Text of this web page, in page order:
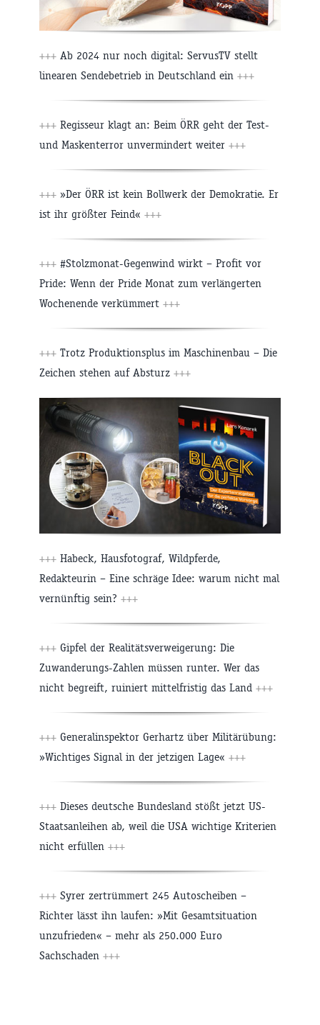
+++ Ab 2024 nur noch digital: ServusTV stellt
linearen Sendebetrieb in Deutschland ein +++
+++ Regisseur klagt an: Beim ÖRR geht der Test-
und Maskenterror unvermindert weiter +++
+++ »Der ÖRR ist kein Bollwerk der Demokratie. Er
ist ihr größter Feind« +++
+++ #Stolzmonat-Gegenwind wirkt – Profit vor
Pride: Wenn der Pride Monat zum verlängerten
Wochenende verkümmert +++
+++ Trotz Produktionsplus im Maschinenbau – Die
Zeichen stehen auf Absturz +++
+++ Habeck, Hausfotograf, Wildpferde,
Redakteurin – Eine schräge Idee: warum nicht mal
vernünftig sein? +++
+++ Gipfel der Realitätsverweigerung: Die
Zuwanderungs-Zahlen müssen runter. Wer das
nicht begreift, ruiniert mittelfristig das Land +++
+++ Generalinspektor Gerhartz über Militärübung:
»Wichtiges Signal in der jetzigen Lage« +++
+++ Dieses deutsche Bundesland stößt jetzt US-
Staatsanleihen ab, weil die USA wichtige Kriterien
nicht erfüllen +++
+++ Syrer zertrümmert 245 Autoscheiben –
Richter lässt ihn laufen: »Mit Gesamtsituation
unzufrieden« – mehr als 250.000 Euro
Sachschaden +++